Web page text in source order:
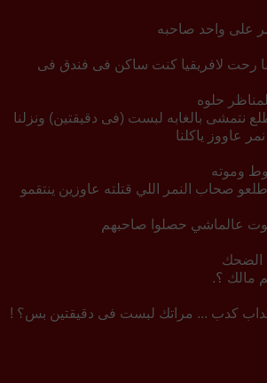
على واحد صاحبه
رحت لافريقيا كنت ساكن فى فندق فى
حلوه
نتمشى بالغابه لبست (فى دقيقتين) ونزلنا
عاووز ياكلنا
وموته
5 نمور طلعو صحاب النمر اللي قتلته عاوزين ينتقمو
عالماشي حصلوا صاحبهم
الضحك
مالك ؟.
كدب ... مراتك لبست فى دقيقتين بس؟ !